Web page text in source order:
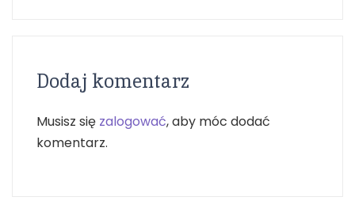
Dodaj komentarz
Musisz się zalogować, aby móc dodać
komentarz.